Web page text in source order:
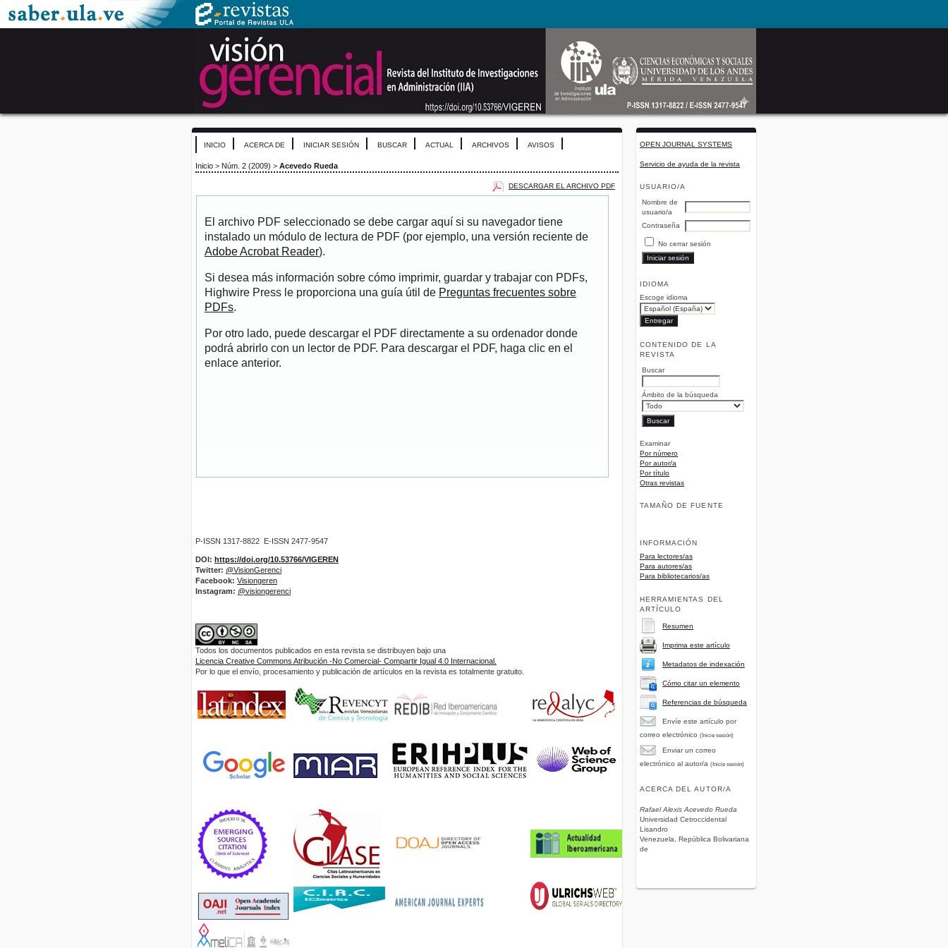
OPEN JOURNAL SYSTEMS
Servicio de ayuda de la revista
USUARIO/A
Nombre de
usuario/a
Contraseña
No cerrar sesión
IDIOMA
Escoge idioma
CONTENIDO DE LA
REVISTA
Buscar
Ámbito de la búsqueda
Examinar
Por número
Por autor/a
Por título
Otras revistas
TAMAÑO DE FUENTE
INFORMACIÓN
Para lectores/as
Para autores/as
Para bibliotecarios/as
HERRAMIENTAS DEL
ARTÍCULO
Resumen
Imprima este artículo
Metadatos de indexación
Cómo citar un elemento
Referencias de búsqueda
Envíe este artículo por
correo electrónico (Inicie sesión)
Enviar un correo
electrónico al autor/a (Inicie sesión)
ACERCA DEL AUTOR/A
Rafael Alexis Acevedo Rueda
Universidad Cetroccidental
Lisandro
Venezuela, República Bolivariana
de
INICIO ACERCA DE INICIAR SESIÓN BUSCAR ACTUAL ARCHIVOS AVISOS
Inicio > Núm. 2 (2009) > Acevedo Rueda
DESCARGAR EL ARCHIVO PDF
El archivo PDF seleccionado se debe cargar aquí si su navegador tiene
instalado un módulo de lectura de PDF (por ejemplo, una versión reciente de
Adobe Acrobat Reader).
Si desea más información sobre cómo imprimir, guardar y trabajar con PDFs,
Highwire Press le proporciona una guía útil de Preguntas frecuentes sobre
PDFs.
Por otro lado, puede descargar el PDF directamente a su ordenador donde
podrá abrirlo con un lector de PDF. Para descargar el PDF, haga clic en el
enlace anterior.
P-ISSN 1317-8822 E-ISSN 2477-9547
DOI: https://doi.org/10.53766/VIGEREN
Twitter: @VisionGerenci
Facebook: Visiongeren
Instagram: @visiongerenci
Todos los documentos publicados en esta revista se distribuyen bajo una
Licencia Creative Commons Atribución -No Comercial- Compartir Igual 4.0 Internacional.
Por lo que el envío, procesamiento y publicación de artículos en la revista es totalmente gratuito.